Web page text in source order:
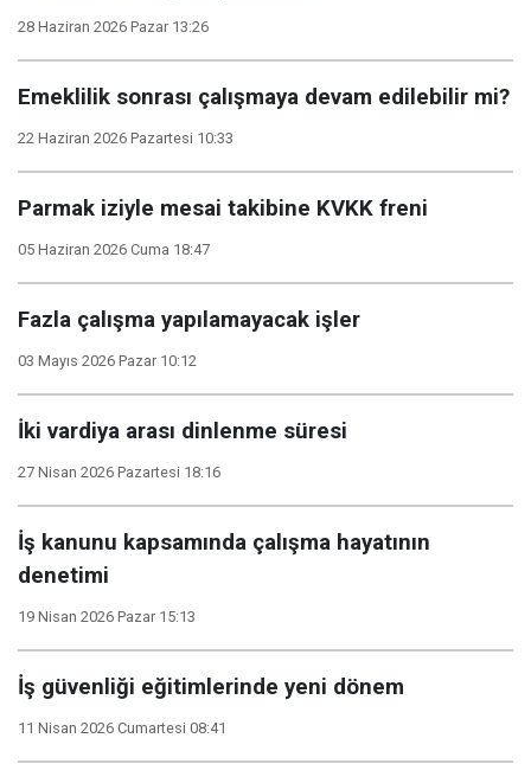
28 Haziran 2026 Pazar 13:26
Emeklilik sonrası çalışmaya devam edilebilir mi?
22 Haziran 2026 Pazartesi 10:33
Parmak iziyle mesai takibine KVKK freni
05 Haziran 2026 Cuma 18:47
Fazla çalışma yapılamayacak işler
03 Mayıs 2026 Pazar 10:12
İki vardiya arası dinlenme süresi
27 Nisan 2026 Pazartesi 18:16
İş kanunu kapsamında çalışma hayatının
denetimi
19 Nisan 2026 Pazar 15:13
İş güvenliği eğitimlerinde yeni dönem
11 Nisan 2026 Cumartesi 08:41